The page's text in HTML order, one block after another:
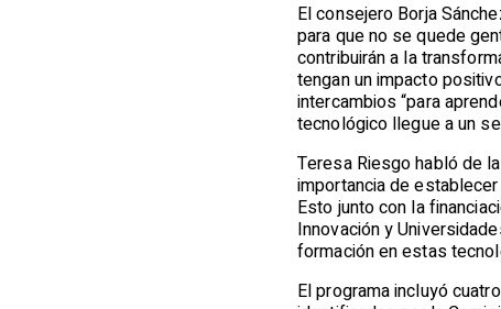
El consejero Borja
para que no se quede
contribuirán a la
tengan un impacto
intercambios “para
tecnológico llegue a un
Teresa Riesgo habló de
importancia de
Esto junto con la
Innovación y
formación en estas
El programa incluyó